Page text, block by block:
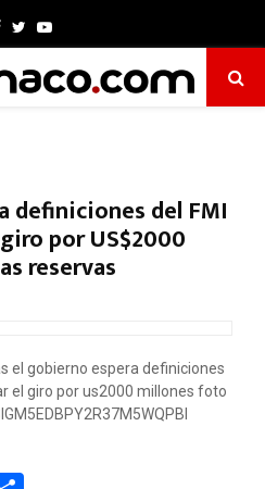
Facebook
TwitterYoutube
definiciones del FMI
por US$2000
reservas